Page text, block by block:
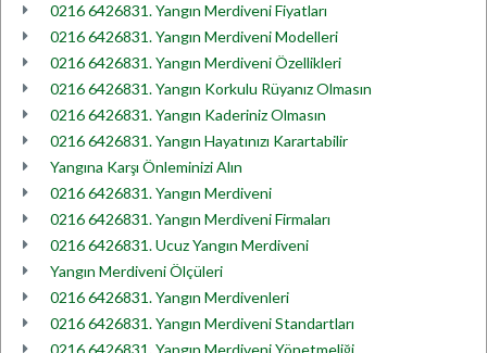
0216 6426831. Yangın Merdiveni Fiyatları
0216 6426831. Yangın Merdiveni Modelleri
0216 6426831. Yangın Merdiveni Özellikleri
0216 6426831. Yangın Korkulu Rüyanız Olmasın
0216 6426831. Yangın Kaderiniz Olmasın
0216 6426831. Yangın Hayatınızı Karartabilir
Yangına Karşı Önleminizi Alın
0216 6426831. Yangın Merdiveni
0216 6426831. Yangın Merdiveni Firmaları
0216 6426831. Ucuz Yangın Merdiveni
Yangın Merdiveni Ölçüleri
0216 6426831. Yangın Merdivenleri
0216 6426831. Yangın Merdiveni Standartları
0216 6426831. Yangın Merdiveni Yönetmeliği